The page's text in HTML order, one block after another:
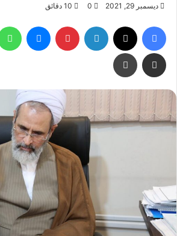
ديسمبر 29, 2021 0
فيسبوك لينكدإن بينتيريست ماسنجر
مشاركة عبر البريد طباعة